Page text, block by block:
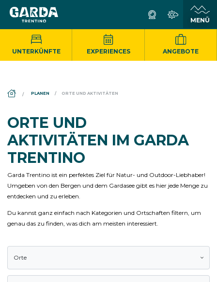
UNTERKÜNFTE EXPERIENCES ANGEBOTE
DS_BREADCRUMB.HOME
PLANEN ORTE UND AKTIVITÄTEN
ORTE UND
AKTIVITÄTEN IM GARDA
TRENTINO
Garda Trentino ist ein perfektes Ziel für Natur- und Outdoor-Liebhaber!
Umgeben von den Bergen und dem Gardasee gibt es hier jede Menge zu
entdecken und zu erleben.
Du kannst ganz einfach nach Kategorien und Ortschaften filtern, um
genau das zu finden, was dich am meisten interessiert.
Orte